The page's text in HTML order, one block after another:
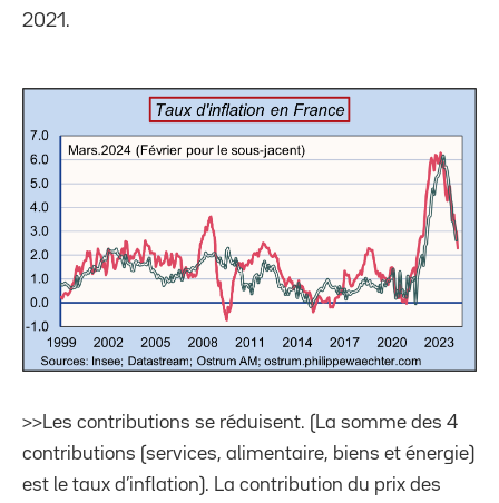
2021.
>>Les contributions se réduisent. (La somme des 4
contributions (services, alimentaire, biens et énergie)
est le taux d’inflation). La contribution du prix des